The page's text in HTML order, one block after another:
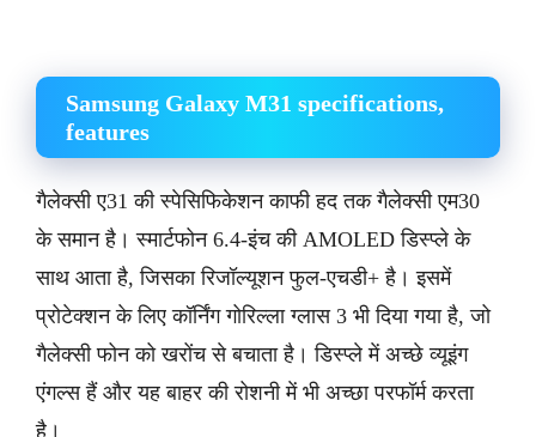
Samsung Galaxy M31 specifications,
features
गैलेक्सी ए31 की स्पेसिफिकेशन काफी हद तक गैलेक्सी एम30
के समान है। स्मार्टफोन 6.4-इंच की AMOLED डिस्प्ले के
साथ आता है, जिसका रिजॉल्यूशन फुल-एचडी+ है। इसमें
प्रोटेक्शन के लिए कॉर्निंग गोरिल्ला ग्लास 3 भी दिया गया है, जो
गैलेक्सी फोन को खरोंच से बचाता है। डिस्प्ले में अच्छे व्यूइंग
एंगल्स हैं और यह बाहर की रोशनी में भी अच्छा परफॉर्म करता
है।